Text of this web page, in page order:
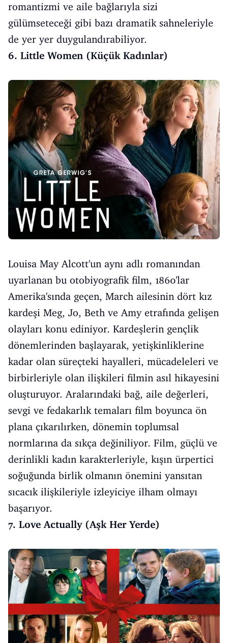
romantizmi ve aile bağlarıyla sizi
gülümseteceği gibi bazı dramatik sahneleriyle
de yer yer duygulandırabiliyor.
6. Little Women (Küçük Kadınlar)
Louisa May Alcott'un aynı adlı romanından
uyarlanan bu otobiyografik film, 1860'lar
Amerika'sında geçen, March ailesinin dört kız
kardeşi Meg, Jo, Beth ve Amy etrafında gelişen
olayları konu ediniyor. Kardeşlerin gençlik
dönemlerinden başlayarak, yetişkinliklerine
kadar olan süreçteki hayalleri, mücadeleleri ve
birbirleriyle olan ilişkileri filmin asıl hikayesini
oluşturuyor. Aralarındaki bağ, aile değerleri,
sevgi ve fedakarlık temaları film boyunca ön
plana çıkarılırken, dönemin toplumsal
normlarına da sıkça değiniliyor. Film, güçlü ve
derinlikli kadın karakterleriyle, kışın ürpertici
soğuğunda birlik olmanın önemini yansıtan
sıcacık ilişkileriyle izleyiciye ilham olmayı
başarıyor.
7. Love Actually (Aşk Her Yerde)